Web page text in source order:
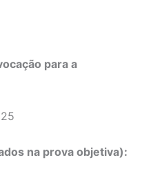
para a
na prova objetiva):